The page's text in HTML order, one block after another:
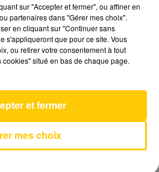
Un Boomerang
DAHO & DANI
sur "Accepter et fermer", ou affiner en
partenaires dans "Gérer mes choix".
en cliquant sur "Continuer sans
s'appliqueront que pour ce site. Vous
ou retirer votre consentement à tout
situé en bas de chaque page.
mes choix
et fermer